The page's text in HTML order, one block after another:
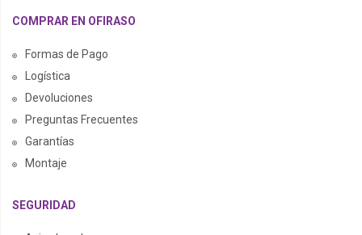
COMPRAR EN OFIRASO
Formas de Pago
Logística
Devoluciones
Preguntas Frecuentes
Garantías
Montaje
SEGURIDAD